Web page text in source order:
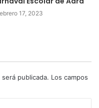
17, 2023
publicada. Los campos